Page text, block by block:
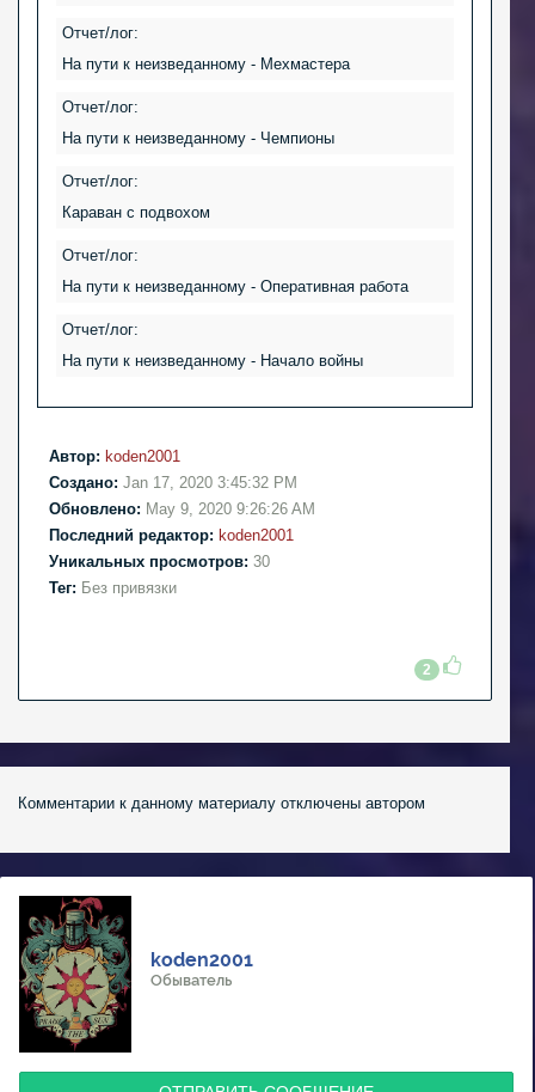
Отчет/лог:
На пути к неизведанному - Мехмастера
Отчет/лог:
На пути к неизведанному - Чемпионы
Отчет/лог:
Караван с подвохом
Отчет/лог:
На пути к неизведанному - Оперативная работа
Отчет/лог:
На пути к неизведанному - Начало войны
Автор: koden2001
Создано: Jan 17, 2020 3:45:32 PM
Обновлено: May 9, 2020 9:26:26 AM
Последний редактор: koden2001
Уникальных просмотров: 30
Тег: Без привязки
2
Комментарии к данному материалу отключены автором
koden2001
Обыватель